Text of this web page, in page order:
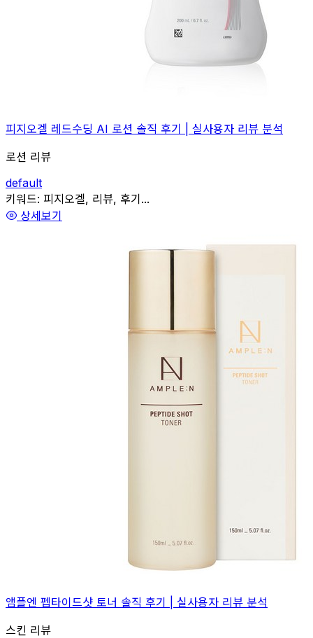
피지오겔 레드수딩 AI 로션 솔직 후기 | 실사용자 리뷰 분석
로션 리뷰
default
관련
키워드: 피지오겔, 리뷰, 후기...
상세보기
앰플엔 펩타이드샷 토너 솔직 후기 | 실사용자 리뷰 분석
스킨 리뷰